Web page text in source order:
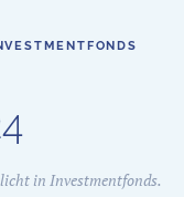
in Investmentfonds.